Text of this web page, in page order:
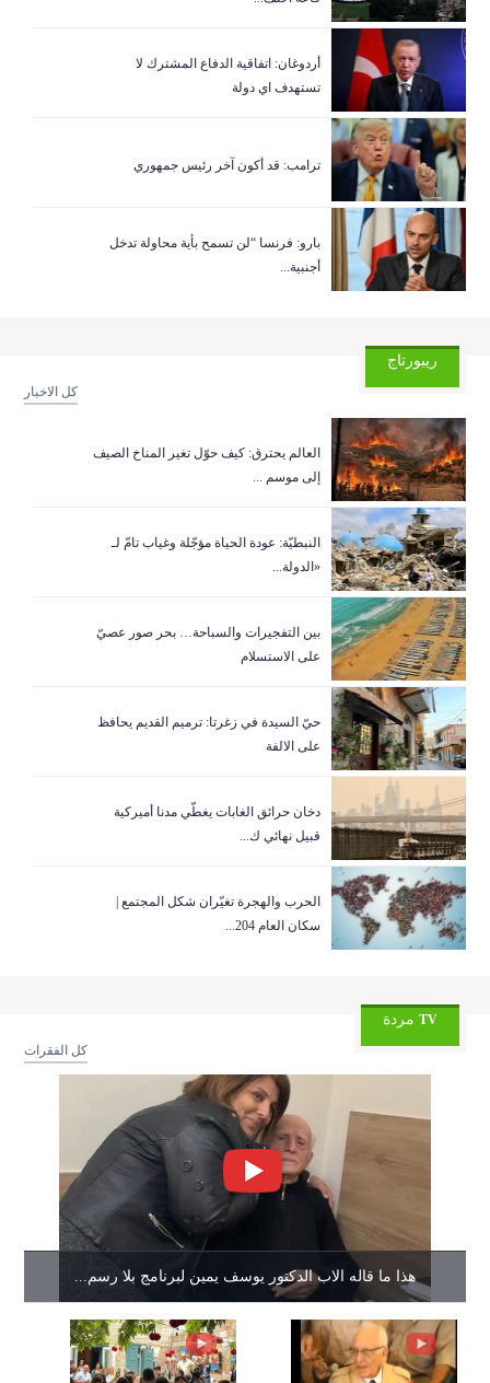
06/07/2026
المنظمات الحقوقية الدولية تدق ناقوس الخطر حول
03/07/2026
سياسي مخضرم لموقع المرده: اتفاق الاطار اسوأ
الاتفا...
27/06/2026 “ماذا ربح لبنان؟ وماذا خسر؟”
23/06/2026 حين يصبح الوفاء عقوبة..
19/06/2026
18/06/2026 هنيئاً وسام الشرف!
18/06/2026
سليمان فرنجيه والعقوبات: استهداف المال أم
18/06/2026 وداعاً لإدمان الشاشات… هكذا تُنقذ إبنك بذكاء
13/06/2026 إهدن… حين استُشهد خيارٌ ولم يمت
13/06/2026
حزي...
12/06/2026
على مواقع التواصل الاجتماعي كتبوا: لهذا السبب
12/06/2026
12/06/2026
ماذا تعني ذكرى ١٣ حزيران لرؤساء بلديات وجمعيات
أهل...
10/06/2026
الامتداد الذي لم تستطع مجزرة ١٣ حزيران ان تمحو
حضو...
١٣ حزيران… ذاكرة لا تموت
08/06/2026 “في بعض الاماكن… لا يمر الزمن كما يمر ...
08/06/2026 التكنولوجيا عند طوني فرنجيه… رؤية لمستقبل لا...
أردوغان: اتفاقية الدفاع المشترك لا
تستهدف اي دولة
ترامب: قد أكون آخر رئيس جمهوري
بارو: فرنسا “لن تسمح بأية محاولة تدخل
أجنبية...
ريبورتاج
كل الاخبار
العالم يحترق: كيف حوّل تغير المناخ الصيف
إلى موسم ...
النبطيّة: عودة الحياة مؤجّلة وغياب تامّ لـ
«الدولة...
بين التفجيرات والسباحة… بحر صور عصيّ
على الاستسلام
حيّ السيدة في زغرتا: ترميم القديم يحافظ
على الالفة
دخان حرائق الغابات يغطّي مدنا أميركية
قبيل نهائي ك...
الحرب والهجرة تغيّران شكل المجتمع |
سكان العام 204...
TV
كل الفقرات
Read video
هذا ما قاله الاب الدكتور يوسف يمين لبرنامج بلا رسم...
Read video